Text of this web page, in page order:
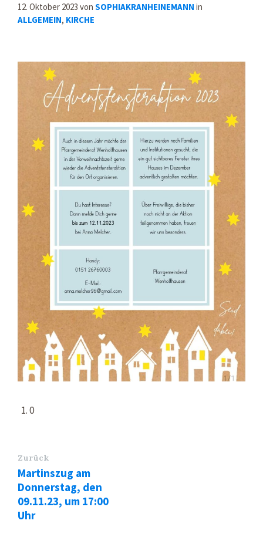
12. Oktober 2023 von SOPHIAKRANHEINEMANN in
ALLGEMEIN, KIRCHE
0
Zurück
Martinszug am
Donnerstag, den
09.11.23, um 17:00
Uhr